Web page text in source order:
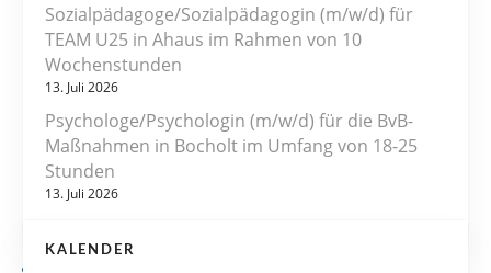
Sozialpädagoge/Sozialpädagogin (m/w/d) für
TEAM U25 in Ahaus im Rahmen von 10
Wochenstunden
13. Juli 2026
Psychologe/Psychologin (m/w/d) für die BvB-
Maßnahmen in Bocholt im Umfang von 18-25
Stunden
13. Juli 2026
KALENDER